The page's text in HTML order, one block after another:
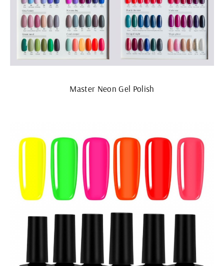
Master Neon Gel Polish